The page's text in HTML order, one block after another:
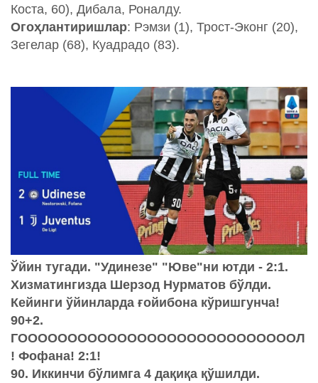
Коста, 60), Дибала, Роналду.
Огоҳлантиришлар: Рэмзи (1), Трост-Эконг (20),
Зегелар (68), Куадрадо (83).
Ўйин тугади. "Удинезе" "Юве"ни ютди - 2:1.
Хизматингизда Шерзод Нурматов бўлди.
Кейинги ўйинларда ғойибона кўришгунча!
90+2.
ГООООООООООООООООООООООООООООЛ
! Фофана! 2:1!
90. Иккинчи бўлимга 4 дақиқа қўшилди.